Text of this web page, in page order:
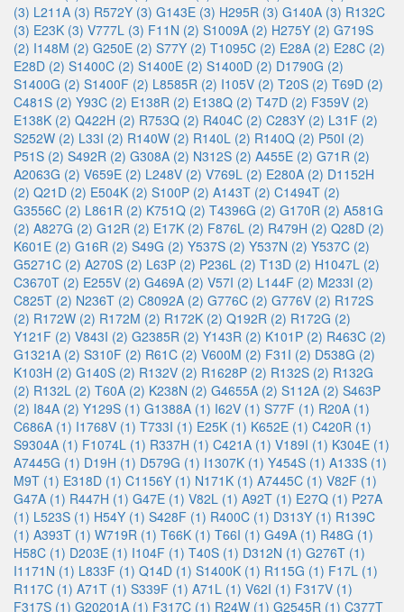
(3) L211A (3) R572Y (3) G143E (3) H295R (3) G140A (3) R132C
(3) E23K (3) V777L (3) F11N (2) S1009A (2) H275Y (2) G719S
(2) I148M (2) G250E (2) S77Y (2) T1095C (2) E28A (2) E28C (2)
E28D (2) S1400C (2) S1400E (2) S1400D (2) D1790G (2)
S1400G (2) S1400F (2) L8585R (2) I105V (2) T20S (2) T69D (2)
C481S (2) Y93C (2) E138R (2) E138Q (2) T47D (2) F359V (2)
E138K (2) Q422H (2) R753Q (2) R404C (2) C283Y (2) L31F (2)
S252W (2) L33I (2) R140W (2) R140L (2) R140Q (2) P50I (2)
P51S (2) S492R (2) G308A (2) N312S (2) A455E (2) G71R (2)
A2063G (2) V659E (2) L248V (2) V769L (2) E280A (2) D1152H
(2) Q21D (2) E504K (2) S100P (2) A143T (2) C1494T (2)
G3556C (2) L861R (2) K751Q (2) T4396G (2) G170R (2) A581G
(2) A827G (2) G12R (2) E17K (2) F876L (2) R479H (2) Q28D (2)
K601E (2) G16R (2) S49G (2) Y537S (2) Y537N (2) Y537C (2)
G5271C (2) A270S (2) L63P (2) P236L (2) T13D (2) H1047L (2)
C3670T (2) E255V (2) G469A (2) V57I (2) L144F (2) M233I (2)
C825T (2) N236T (2) C8092A (2) G776C (2) G776V (2) R172S
(2) R172W (2) R172M (2) R172K (2) Q192R (2) R172G (2)
Y121F (2) V843I (2) G2385R (2) Y143R (2) K101P (2) R463C (2)
G1321A (2) S310F (2) R61C (2) V600M (2) F31I (2) D538G (2)
K103H (2) G140S (2) R132V (2) R1628P (2) R132S (2) R132G
(2) R132L (2) T60A (2) K238N (2) G4655A (2) S112A (2) S463P
(2) I84A (2) Y129S (1) G1388A (1) I62V (1) S77F (1) R20A (1)
C686A (1) I1768V (1) T733I (1) E25K (1) K652E (1) C420R (1)
S9304A (1) F1074L (1) R337H (1) C421A (1) V189I (1) K304E (1)
A7445G (1) D19H (1) D579G (1) I1307K (1) Y454S (1) A133S (1)
M9T (1) E318D (1) C1156Y (1) N171K (1) A7445C (1) V82F (1)
G47A (1) R447H (1) G47E (1) V82L (1) A92T (1) E27Q (1) P27A
(1) L523S (1) H54Y (1) S428F (1) R400C (1) D313Y (1) R139C
(1) A393T (1) W719R (1) T66K (1) T66I (1) G49A (1) R48G (1)
H58C (1) D203E (1) I104F (1) T40S (1) D312N (1) G276T (1)
I1171N (1) L833F (1) Q14D (1) S1400K (1) R115G (1) F17L (1)
R117C (1) A71T (1) S339F (1) A71L (1) V62I (1) F317V (1)
F317S (1) G20201A (1) F317C (1) R24W (1) G2545R (1) C377T